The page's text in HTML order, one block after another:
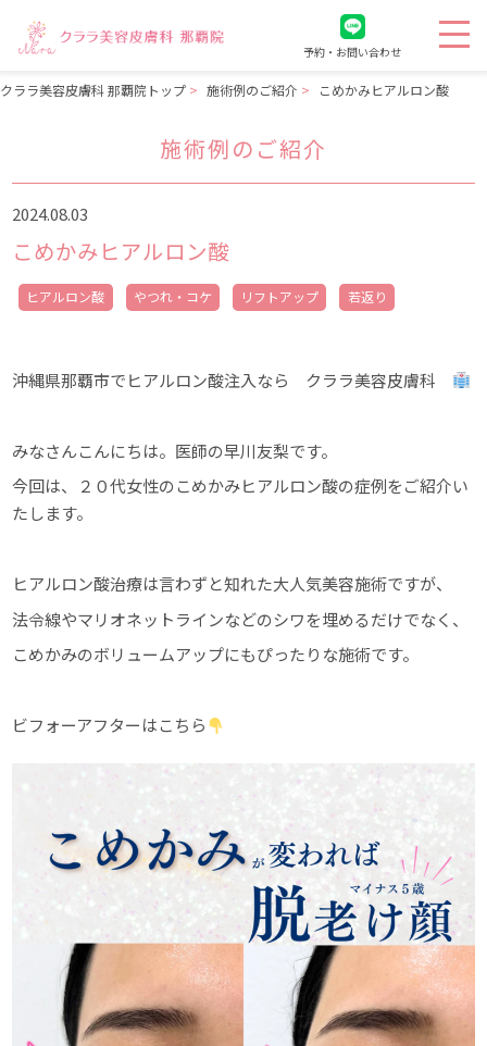
予約・お問い合わせ
クララ美容皮膚科 那覇院トップ 施術例のご紹介 こめかみヒアルロン酸
施術例のご紹介
2024.08.03
こめかみヒアルロン酸
ヒアルロン酸 やつれ・コケ リフトアップ 若返り
沖縄県那覇市でヒアルロン酸注入なら クララ美容皮膚科
みなさんこんにちは。医師の早川友梨です。
今回は、２０代女性のこめかみヒアルロン酸の症例をご紹介い
たします。
ヒアルロン酸治療は言わずと知れた大人気美容施術ですが、
法令線やマリオネットラインなどのシワを埋めるだけでなく、
こめかみのボリュームアップにもぴったりな施術です。
ビフォーアフターはこちら